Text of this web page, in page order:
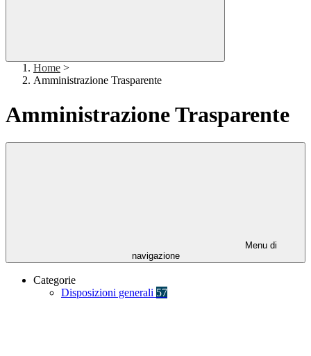
Home >
Amministrazione Trasparente
Amministrazione Trasparente
Menu di
navigazione
Categorie
Disposizioni generali 57